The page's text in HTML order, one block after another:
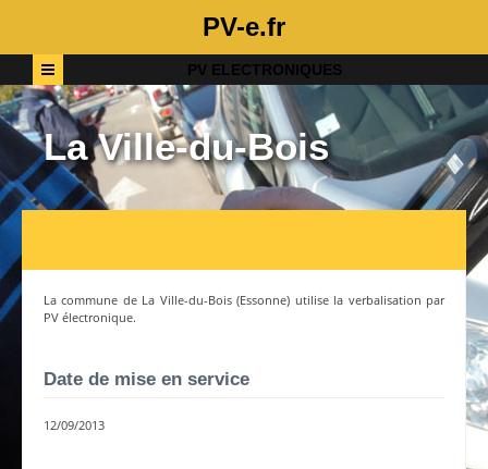
PV-e.fr
PV ELECTRONIQUES
La Ville-du-Bois
La commune de La Ville-du-Bois(Essonne) utilise la verbalisation par
PV électronique.
Date de mise en service
12/09/2013